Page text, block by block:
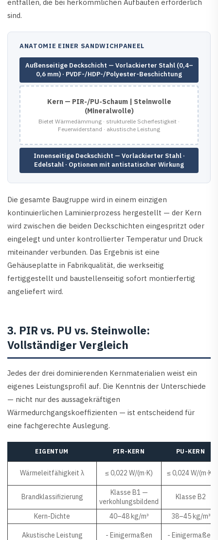
entfallen, die bei herkömmlichen Aufbauten erforderlich
sind.
ANATOMIE EINER SANDWICHPANEEL
Außenseitige Deckschicht — Vorlackierter Stahl (0,4–
0,6 mm) · PVDF-/HDP-/Polyester-Beschichtung
Kern — PIR-/PU-Schaum | Steinwolle
(Mineralwolle)
Bietet Wärmedämmung · strukturelle Scherfestigkeit ·
Feuerwiderstand · akustische Leistung
Innenseitige Deckschicht — Vorlackierter Stahl ·
Edelstahl · Optionen mit antistatischer Wirkung
Die gesamte Baugruppe wird in einem einzigen
kontinuierlichen Laminierprozess hergestellt — der Kern
wird zwischen die beiden Deckschichten eingespritzt oder
eingelegt und unter kontrollierter Temperatur und Druck
miteinander verbunden. Das Ergebnis ist eine
Gehäuseplatte in Fabrikqualität, die werkseitig
fertiggestellt und baustellenseitig sofort montierfertig
angeliefert wird.
3. PIR vs. PU vs. Steinwolle:
Vollständiger Vergleich
Jedes der drei dominierenden Kernmaterialien weist ein
eigenes Leistungsprofil auf. Die Kenntnis der Unterschiede
— nicht nur des aussagekräftigen
Wärmedurchgangskoeffizienten — ist entscheidend für
eine fachgerechte Auslegung.
EIGENTUM PIR-KERN PU-KERN
Wärmeleitfähigkeit λ ≤ 0,022 W/(m·K) ≤ 0,024 W/(m·K)
Brandklassifizierung
Klasse B1 —
verkohlungsbildend
Klasse B2
Kern-Dichte 40–48 kg/m³ 38–45 kg/m³
Akustische Leistung - Einigermaßen - Einigermaßen